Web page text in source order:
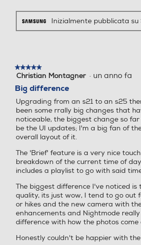
162
Clicca qui
Galaxy S25 vs
Entra nella nuova
smartphone con il tuo
capace di rispondere ad
esigenza. Lasciati
linguaggio naturale e
sforzo.
12
Capacità di memoria-GB
256
Capacità RAM - MB
12000
Tipo di RAM Tipo di
Inizialmente pubblicata su
★★★★★
★★★★★
5
5
stelle.
Christian Montagner · un anno fa
Big difference
Upgrading from an s21 to an s25
been some rrally big changes that
noticeable, the biggest change so
be the UI updates; I'm a big fan of
overall layout of it.
The 'Brief' feature is a very nice
breakdown of the current time of
includes a playlist to go with said
The biggest difference I've noticed is
quality, its just wow, I tend to go out
or hikes and the new camera with
enhancements and Nightmode
difference with how the photos come
Honestly couldn't be happier with